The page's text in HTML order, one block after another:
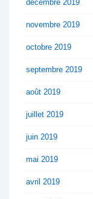
décembre 2019
novembre 2019
octobre 2019
septembre 2019
août 2019
juillet 2019
juin 2019
mai 2019
avril 2019